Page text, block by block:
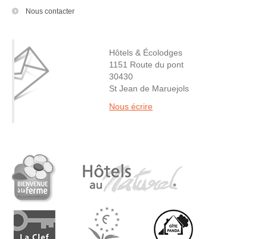
Nous contacter
Hôtels & Écolodges
1151 Route du pont
30430
St Jean de Maruejols
Nous écrire